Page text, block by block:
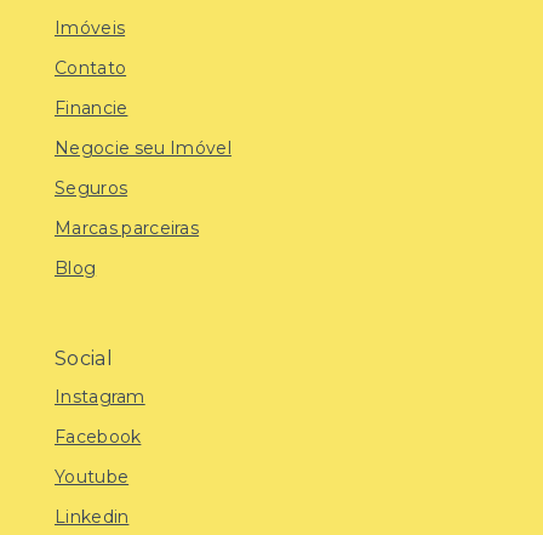
Imóveis
Contato
Financie
Negocie seu Imóvel
Seguros
Marcas parceiras
Blog
Social
Instagram
Facebook
Youtube
Linkedin